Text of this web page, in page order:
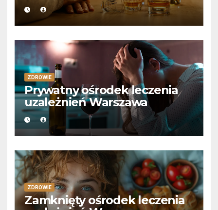
ZDROWIE
Prywatny ośrodek leczenia
uzależnień Warszawa
ZDROWIE
Zamknięty ośrodek leczenia